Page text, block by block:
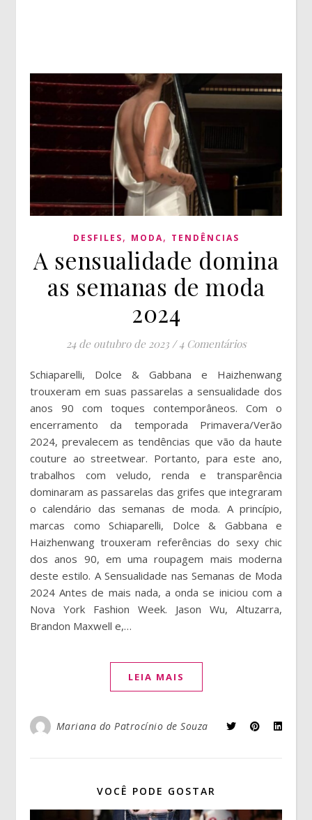
DESFILES, MODA, TENDÊNCIAS
A sensualidade domina
as semanas de moda
2024
24 de outubro de 2023 / 4 Comentários
Schiaparelli, Dolce & Gabbana e Haizhenwang
trouxeram em suas passarelas a sensualidade dos
anos 90 com toques contemporâneos. Com o
encerramento da temporada Primavera/Verão
2024, prevalecem as tendências que vão da haute
couture ao streetwear. Portanto, para este ano,
trabalhos com veludo, renda e transparência
dominaram as passarelas das grifes que integraram
o calendário das semanas de moda. A princípio,
marcas como Schiaparelli, Dolce & Gabbana e
Haizhenwang trouxeram referências do sexy chic
dos anos 90, em uma roupagem mais moderna
deste estilo. A Sensualidade nas Semanas de Moda
2024 Antes de mais nada, a onda se iniciou com a
Nova York Fashion Week. Jason Wu, Altuzarra,
Brandon Maxwell e,…
LEIA MAIS
Mariana do Patrocínio de Souza
VOCÊ PODE GOSTAR